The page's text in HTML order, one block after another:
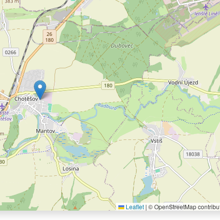
Leaflet | © OpenStreetMap